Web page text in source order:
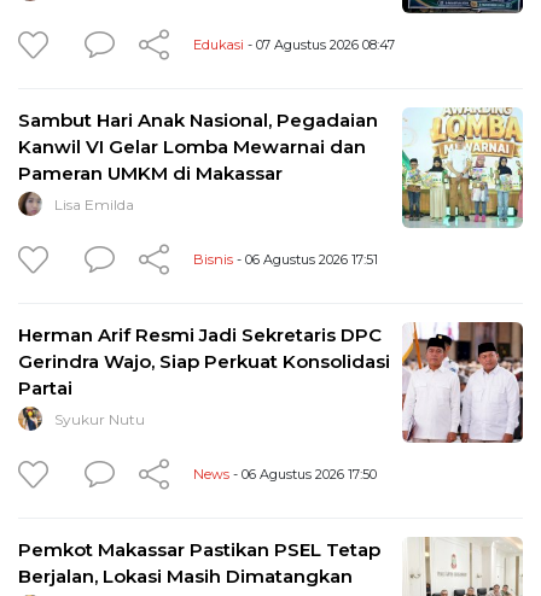
Edukasi - 07 Agustus 2026 08:47
Sambut Hari Anak Nasional, Pegadaian
Kanwil VI Gelar Lomba Mewarnai dan
Pameran UMKM di Makassar
Lisa Emilda
Bisnis - 06 Agustus 2026 17:51
Herman Arif Resmi Jadi Sekretaris DPC
Gerindra Wajo, Siap Perkuat Konsolidasi
Partai
Syukur Nutu
News - 06 Agustus 2026 17:50
Pemkot Makassar Pastikan PSEL Tetap
Berjalan, Lokasi Masih Dimatangkan